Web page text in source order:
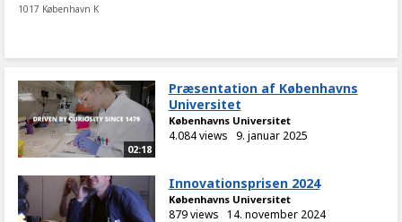
1017 København K
02:18
Præsentation af Københavns
Universitet
Københavns Universitet
4.084 views 9. januar 2025
Innovationsprisen 2024
Københavns Universitet
879 views 14. november 2024